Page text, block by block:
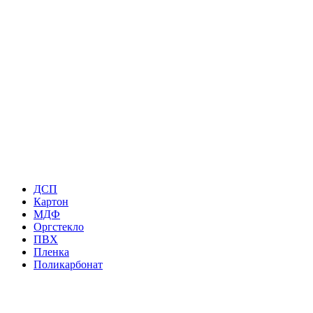
ДСП
Картон
МДФ
Оргстекло
ПВХ
Пленка
Поликарбонат